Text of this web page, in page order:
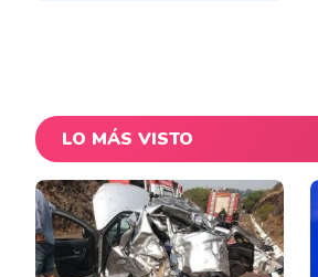
LO MÁS VISTO